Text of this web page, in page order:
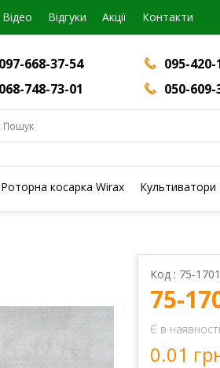
Вiдео Відгуки Акції Контакти
097-668-37-54 095-420-
068-748-73-01
050-609-
Роторна косарка Wirax Культиватори
Код : 75-
75-
Є в наявності
0.01